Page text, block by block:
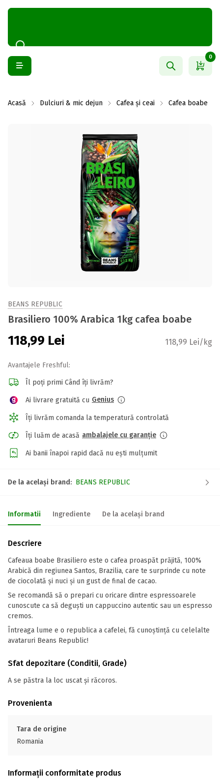
0
Acasă Dulciuri & mic dejun Cafea și ceai Cafea boabe
BEANS REPUBLIC
Brasiliero 100% Arabica 1kg cafea boabe
118,99 Lei 118,99 Lei/kg
Avantajele Freshful:
Îl poți primi Când îți livrăm?
Ai livrare gratuită cu Genius
Îți livrăm comanda la temperatură controlată
Îți luăm de acasă ambalajele cu garanție
Ai banii înapoi rapid dacă nu ești mulțumit
De la același brand: BEANS REPUBLIC
Informatii Ingrediente De la același brand
Descriere
Cafeaua boabe Brasiliero este o cafea proaspăt prăjită, 100%
Arabică din regiunea Santos, Brazilia, care te surprinde cu note
de ciocolată și nuci și un gust de final de cacao.
Se recomandă să o prepari cu oricare dintre espressoarele
cunoscute ca să deguști un cappuccino autentic sau un espresso
cremos.
Întreaga lume e o republica a cafelei, fă cunoștință cu celelalte
avataruri Beans Republic!
Sfat depozitare (Conditii, Grade)
A se păstra la loc uscat și răcoros.
Provenienta
Tara de origine
Romania
Informații conformitate produs